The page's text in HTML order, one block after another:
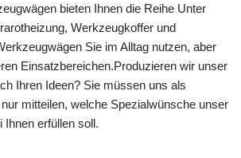
bieten Ihnen die Reihe Unter
Werkzeugkoffer und
Sie im Alltag nutzen, aber
Einsatzbereichen.Produzieren wir unser
Ihren Ideen? Sie müssen uns als
mitteilen, welche Spezialwünsche unser
Ihnen erfüllen soll.